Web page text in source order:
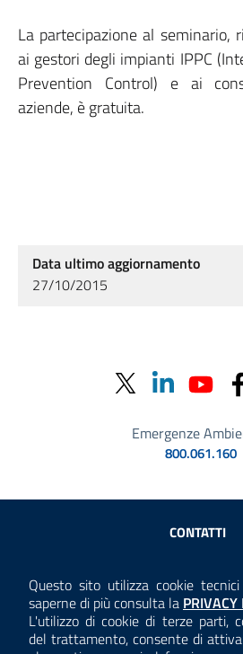
Questo sito utilizza cookie
saperne di più consulta la Consulta
PRIVACY
L'utilizzo di cookie di terze parti,
del trattamento, consente di
La partecipazione al seminario,
ai gestori degli impianti IPPC
Prevention Control) e ai
aziende, è gratuita.
Data ultimo aggiornamento
27/10/2015
Emergenze
800.061.160
Sezione Link Utili
CONTATTI
ACCESSIBILITÀ